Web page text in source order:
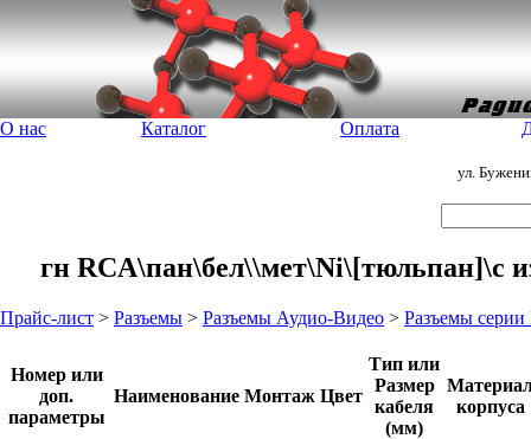
О нас Каталог Оплата
ул.
гн RCA\пан\бел\\мет\Ni\[тюльпан]\с
Прайс-лист > Разъемы > Разъемы Аудио-Видео > Разъемы
Номер или
доп.
параметры
Наименование Монтаж Цвет
Тип или
Размер
кабеля
(мм)
корпуса